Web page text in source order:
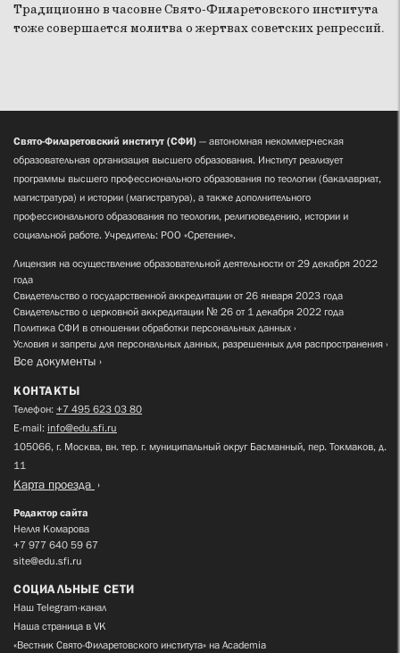
Традиционно в часовне Свято-Филаретовского института
тоже совершается молитва о жертвах советских репрессий.
Свято-Филаретовский институт (СФИ) — автономная некоммерческая
образовательная организация высшего образования. Институт реализует
программы высшего профессионального образования по теологии (бакалавриат,
магистратура) и истории (магистратура), а также дополнительного
профессионального образования по теологии, религиоведению, истории и
социальной работе. Учредитель: РОО «Сретение».
Лицензия на осуществление образовательной деятельности от 29 декабря 2022
года
Свидетельство о государственной аккредитации от 26 января 2023 года
Свидетельство о церковной аккредитации № 26 от 1 декабря 2022 года
Политика СФИ в отношении обработки персональных данных
Условия и запреты для персональных данных, разрешенных для распространения
Все документы
КОНТАКТЫ
Телефон: +7 495 623 03 80
E-mail: info@edu.sfi.ru
105066, г. Москва, вн. тер. г. муниципальный округ Басманный, пер. Токмаков, д.
11
Карта проезда
Редактор сайта
Нелля Комарова
+7 977 640 59 67
site@edu.sfi.ru
СОЦИАЛЬНЫЕ СЕТИ
Наш Telegram-канал
Наша страница в VK
«Вестник Свято-Филаретовского института» на Academia